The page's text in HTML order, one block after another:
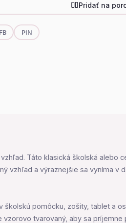
Pridať na
FB PIN
Táto klasická školská alebo
vzhľad a výraznejšie sa vyníma v
pomôcku, zošity, tablet a
tvarovaný, aby sa príjemne